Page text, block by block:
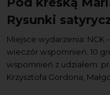
Rysunki
Miejsce wydarzenia: NCK
wieczór wspomnień: 10
wspomnień z udziałem:
Krzysztofa Gordona,